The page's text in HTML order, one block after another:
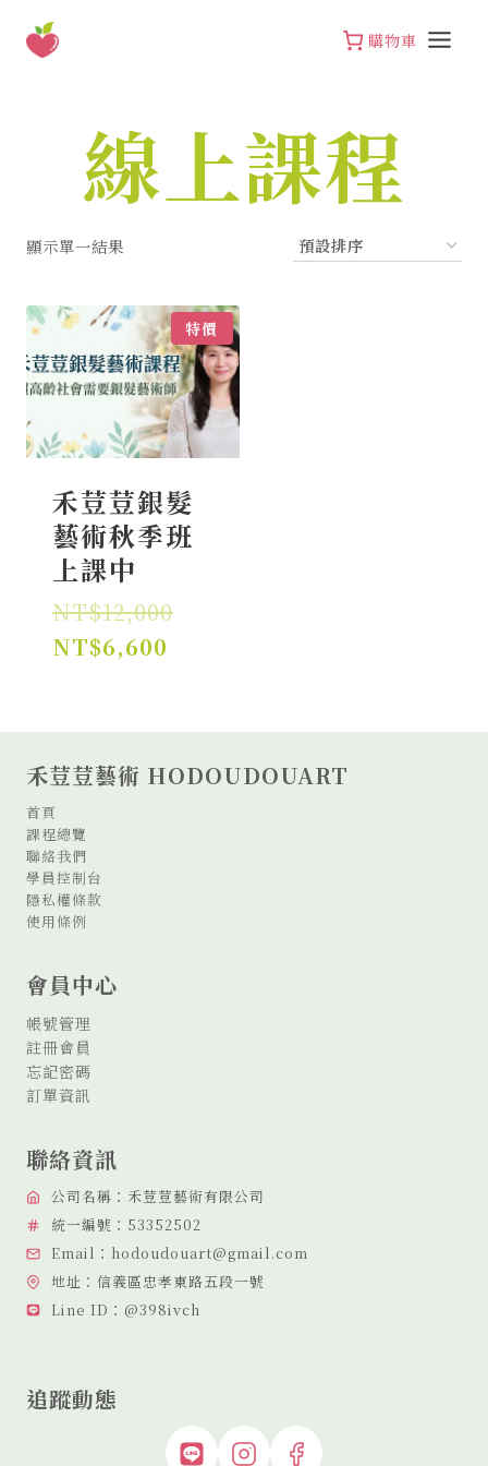
購物車
線上課程
顯示單一結果
特價
禾荳荳銀髮
藝術秋季班
上課中
NT$12,000原
NT$6,600
NT$6,600。
禾荳荳藝術 HODOUDOUART
首頁
課程總覽
聯絡我們
學員控制台
隱私權條款
使用條例
會員中心
帳號管理
註冊會員
忘記密碼
訂單資訊
聯絡資訊
公司名稱：禾荳荳藝術有限公司
統一編號：53352502
Email：hodoudouart@gmail.com
地址：信義區忠孝東路五段一號
Line ID：@398ivch
追蹤動態